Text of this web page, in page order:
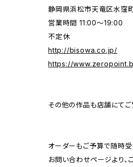
静岡県浜松市天竜区水窪
営業時間 11:00〜19:00
不定休
http://bisowa.co.jp/
https://
その他の作品も店舗にてご
オーダーもご予算で随時受
お問い合わせページより、